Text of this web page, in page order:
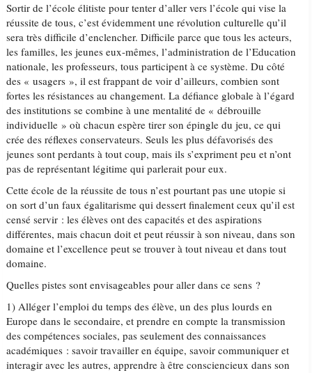
Sortir de l’école élitiste pour tenter d’aller vers l’école qui vise la
réussite de tous, c’est évidemment une révolution culturelle qu’il
sera très difficile d’enclencher. Difficile parce que tous les acteurs,
les familles, les jeunes eux-mêmes, l’administration de l’Education
nationale, les professeurs, tous participent à ce système. Du côté
des « usagers », il est frappant de voir d’ailleurs, combien sont
fortes les résistances au changement. La défiance globale à l’égard
des institutions se combine à une mentalité de « débrouille
individuelle » où chacun espère tirer son épingle du jeu, ce qui
crée des réflexes conservateurs. Seuls les plus défavorisés des
jeunes sont perdants à tout coup, mais ils s’expriment peu et n’ont
pas de représentant légitime qui parlerait pour eux.
Cette école de la réussite de tous n’est pourtant pas une utopie si
on sort d’un faux égalitarisme qui dessert finalement ceux qu’il est
censé servir : les élèves ont des capacités et des aspirations
différentes, mais chacun doit et peut réussir à son niveau, dans son
domaine et l’excellence peut se trouver à tout niveau et dans tout
domaine.
Quelles pistes sont envisageables pour aller dans ce sens ?
1) Alléger l’emploi du temps des élève, un des plus lourds en
Europe dans le secondaire, et prendre en compte la transmission
des compétences sociales, pas seulement des connaissances
académiques : savoir travailler en équipe, savoir communiquer et
interagir avec les autres, apprendre à être consciencieux dans son